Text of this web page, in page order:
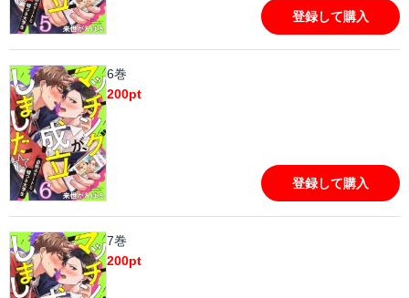
登録して購入
6巻
200pt
登録して購入
7巻
200pt